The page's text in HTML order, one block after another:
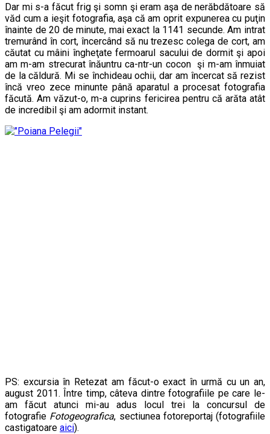
Dar mi s-a făcut frig şi somn şi eram aşa de nerăbdătoare să
văd cum a ieşit fotografia, aşa că am oprit expunerea cu puţin
înainte de 20 de minute, mai exact la 1141 secunde. Am intrat
tremurând în cort, încercând să nu trezesc colega de cort, am
căutat cu mâini îngheţate fermoarul sacului de dormit şi apoi
am m-am strecurat înăuntru ca-ntr-un cocon şi m-am înmuiat
de la căldură. Mi se închideau ochii, dar am încercat să rezist
încă vreo zece minunte până aparatul a procesat fotografia
făcută. Am văzut-o, m-a cuprins fericirea pentru că arăta atât
de incredibil şi am adormit instant.
PS: excursia în Retezat am făcut-o exact în urmă cu un an,
august 2011. Între timp, câteva dintre fotografiile pe care le-
am făcut atunci mi-au adus locul trei la concursul de
fotografie Fotogeografica, sectiunea fotoreportaj (fotografiile
castigatoare aici).